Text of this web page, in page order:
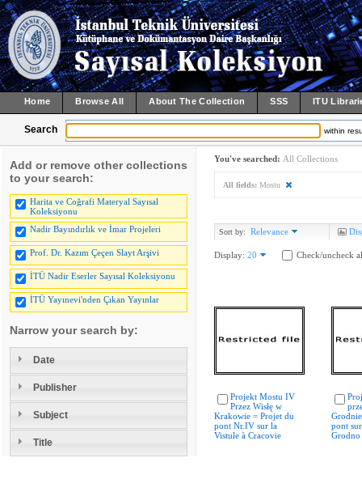
Home Browse All About The Collection SSS ITU
Search within
Add or remove other collections
to your search:
Harita ve Coğrafi Materyal Sayısal
Koleksiyonu
Nadir Bayındırlık ve İmar Projeleri
Prof. Dr. Kazım Çeçen Slayt Arşivi
İTÜ Nadir Eserler Sayısal Koleksiyonu
İTÜ Yayınevi'nden Çıkan Yayınlar
Narrow your search by:
Date
Publisher
Subject
Title
You've searched: All Collections
All fields: Mostu
Sort by: Relevance
Display: 20 Check/uncheck
Projekt Mostu IV
Przez Wisłę w
Krakowie = Projet du
pont Nr.IV sur la
Vistule à Cracovie
pont
Grodno